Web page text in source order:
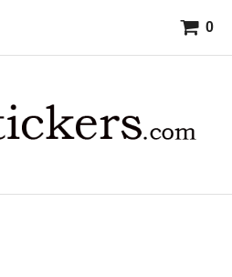
0